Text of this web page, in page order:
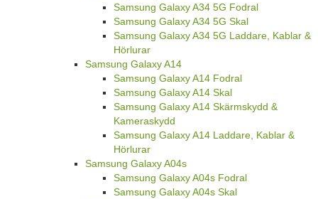
Samsung Galaxy A34 5G Fodral
Samsung Galaxy A34 5G Skal
Samsung Galaxy A34 5G Laddare, Kablar &
Hörlurar
Samsung Galaxy A14
Samsung Galaxy A14 Fodral
Samsung Galaxy A14 Skal
Samsung Galaxy A14 Skärmskydd &
Kameraskydd
Samsung Galaxy A14 Laddare, Kablar &
Hörlurar
Samsung Galaxy A04s
Samsung Galaxy A04s Fodral
Samsung Galaxy A04s Skal